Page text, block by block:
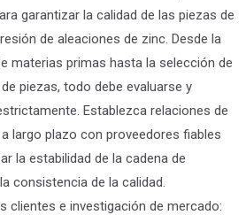
garantizar la calidad de las piezas de
de aleaciones de zinc. Desde la
materias primas hasta la selección de
piezas, todo debe evaluarse y
Establezca relaciones de
largo plazo con proveedores fiables
la estabilidad de la cadena de
consistencia de la calidad.
clientes e investigación de mercado: